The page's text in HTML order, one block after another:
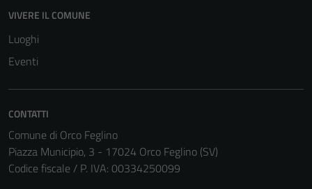
VIVERE IL COMUNE
Luoghi
Eventi
CONTATTI
Comune di Orco Feglino
Piazza Municipio, 3 - 17024 Orco Feglino (SV)
Codice fiscale / P. IVA: 00334250099